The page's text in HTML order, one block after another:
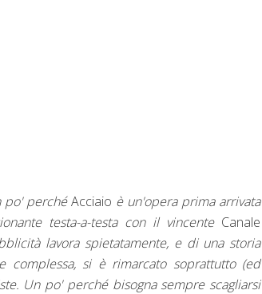
po' perchéAcciaio è un'opera prima arrivata
testa-a-testa con il vincente Canale
lavora spietatamente, e di una storia
complessa, si è rimarcato soprattutto (ed
Un po' perché bisogna sempre scagliarsi